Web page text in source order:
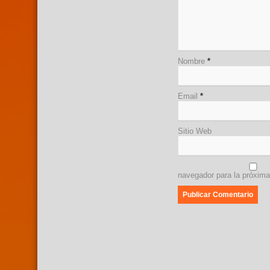
Nombre *
Email *
Sitio Web
navegador para la